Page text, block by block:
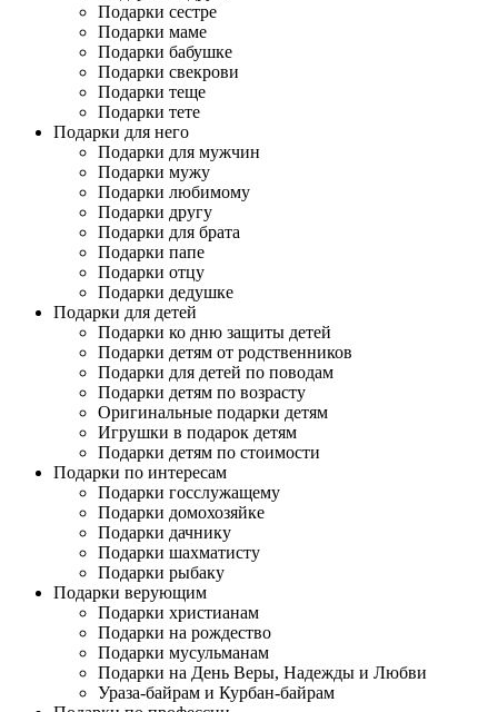
Подарки сестре
Подарки маме
Подарки бабушке
Подарки свекрови
Подарки теще
Подарки тете
Подарки для него
Подарки для мужчин
Подарки мужу
Подарки любимому
Подарки другу
Подарки для брата
Подарки папе
Подарки отцу
Подарки дедушке
Подарки для детей
Подарки ко дню защиты детей
Подарки детям от родственников
Подарки для детей по поводам
Подарки детям по возрасту
Оригинальные подарки детям
Игрушки в подарок детям
Подарки детям по стоимости
Подарки по интересам
Подарки госслужащему
Подарки домохозяйке
Подарки дачнику
Подарки шахматисту
Подарки рыбаку
Подарки верующим
Подарки христианам
Подарки на рождество
Подарки мусульманам
Подарки на День Веры, Надежды и Любви
Ураза-байрам и Курбан-байрам